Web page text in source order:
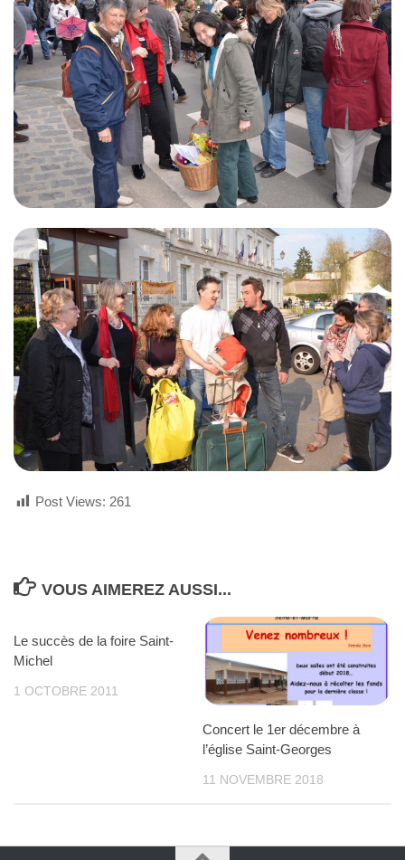
Post Views: 261
VOUS AIMEREZ AUSSI...
Le succès de la foire Saint-
Michel
1 OCTOBRE 2011
Concert le 1er décembre à
l’église Saint-Georges
11 NOVEMBRE 2018